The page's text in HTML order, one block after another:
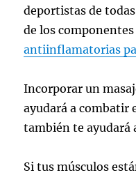
deportistas de todas
de los
antiinflamatorias
Incorporar un
ayudará a combatir
también te ayudará
Si tus músculos